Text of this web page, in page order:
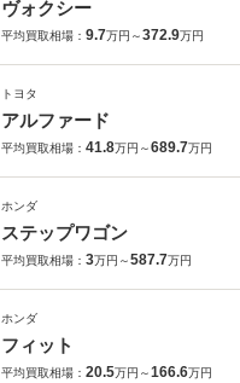
ヴォクシー
平均買取相場： 9.7万円～372.9万円
トヨタ
アルファード
平均買取相場： 41.8万円～689.7万円
ホンダ
ステップワゴン
平均買取相場： 3万円～587.7万円
ホンダ
フィット
平均買取相場： 20.5万円～166.6万円